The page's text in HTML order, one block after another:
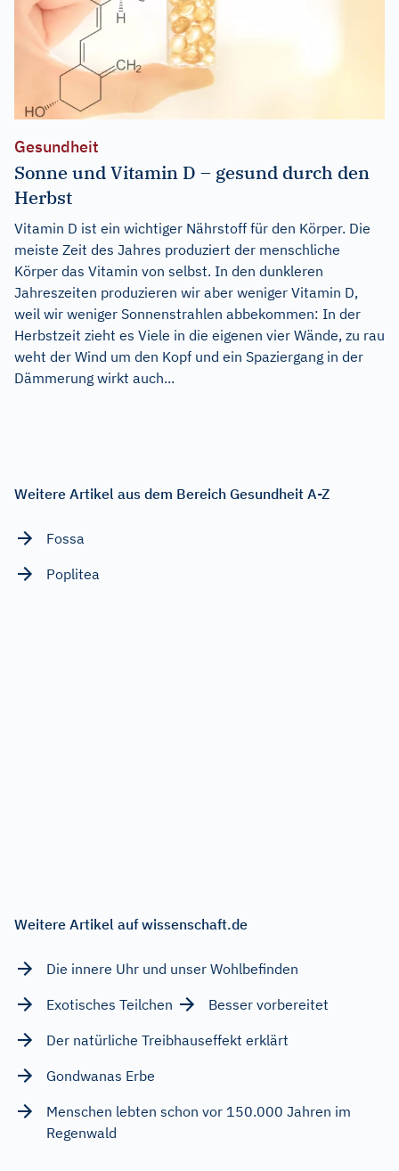
Gesundheit
Sonne und Vitamin D – gesund durch den
Herbst
Vitamin D ist ein wichtiger Nährstoff für den Körper. Die
meiste Zeit des Jahres produziert der menschliche
Körper das Vitamin von selbst. In den dunkleren
Jahreszeiten produzieren wir aber weniger Vitamin D,
weil wir weniger Sonnenstrahlen abbekommen: In der
Herbstzeit zieht es Viele in die eigenen vier Wände, zu rau
weht der Wind um den Kopf und ein Spaziergang in der
Dämmerung wirkt auch...
Weitere Artikel aus dem Bereich Gesundheit A-Z
Fossa
Poplitea
Weitere Artikel auf wissenschaft.de
Die innere Uhr und unser Wohlbefinden
Exotisches Teilchen
Besser vorbereitet
Der natürliche Treibhauseffekt erklärt
Gondwanas Erbe
Menschen lebten schon vor 150.000 Jahren im
Regenwald